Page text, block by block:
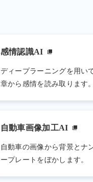
感情認識AI
ディープラーニングを用い
章から感情を読み取ります。
自動車画像加工AI
自動車の画像から背景とナ
ープレートをぼかします。